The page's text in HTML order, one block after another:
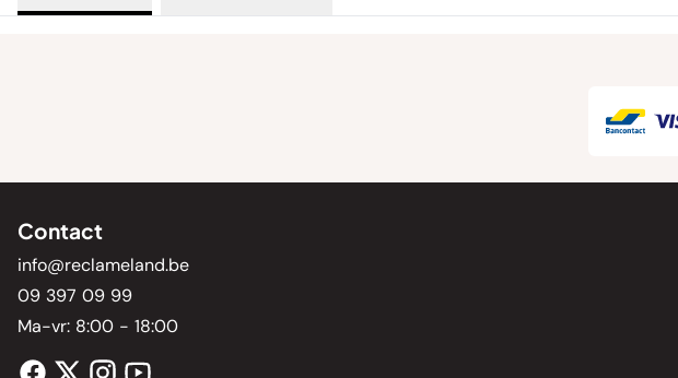
Contact
info@reclameland.be
09 397 09 99
Ma-vr: 8:00 - 18:00